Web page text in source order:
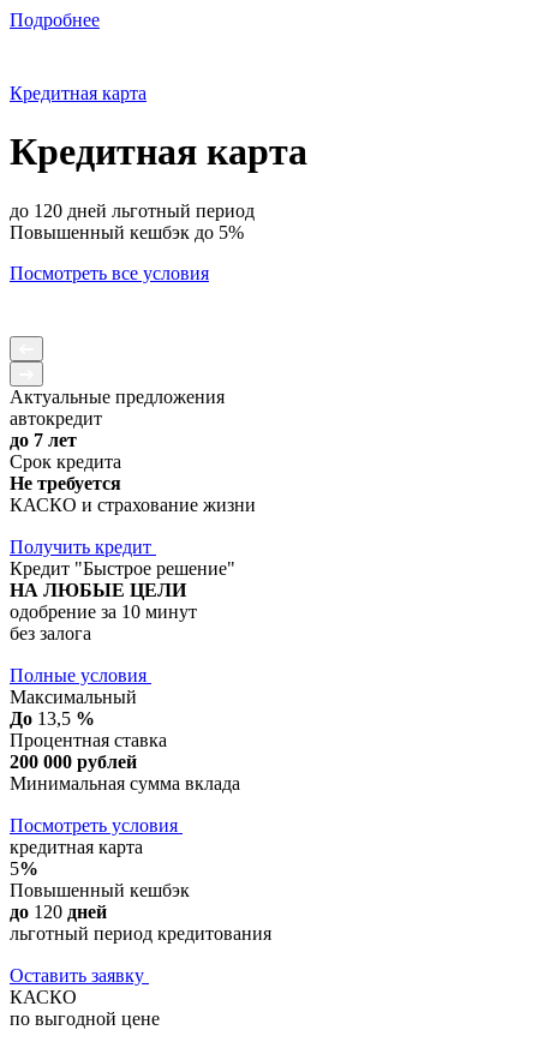
Подробнее
Кредитная карта
Кредитная карта
до 120 дней льготный период
Повышенный кешбэк до 5%
Посмотреть все условия
Актуальные предложения
автокредит
до 7 лет
Срок кредита
Не требуется
КАСКО и страхование жизни
Получить кредит
Кредит "Быстрое решение"
НА ЛЮБЫЕ ЦЕЛИ
одобрение за 10 минут
без залога
Полные условия
Максимальный
До 13,5 %
Процентная ставка
200 000 рублей
Минимальная сумма вклада
Посмотреть условия
кредитная карта
5%
Повышенный кешбэк
до 120 дней
льготный период кредитования
Оставить заявку
КАСКО
по выгодной цене